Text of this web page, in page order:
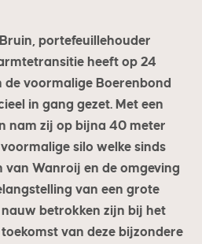
portefeuillehouder
heeft op 24
de voormalige Boerenbond
in gang gezet. Met een
nam zij op bijna 40 meter
silo welke sinds
van Wanroij en de omgeving
van een grote
betrokken zijn bij het
van deze bijzondere